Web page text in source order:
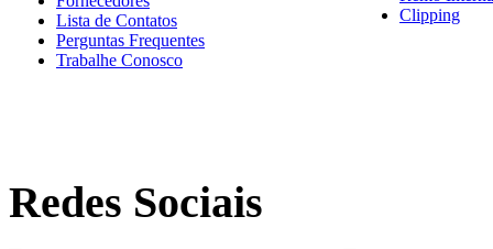
Lista de Contatos
Perguntas Frequentes
Trabalhe Conosco
Clipping
Redes Sociais